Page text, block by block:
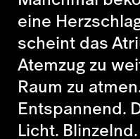
eine
scheint das
Atemzug zu
Raum zu
Entspannend.
Licht.